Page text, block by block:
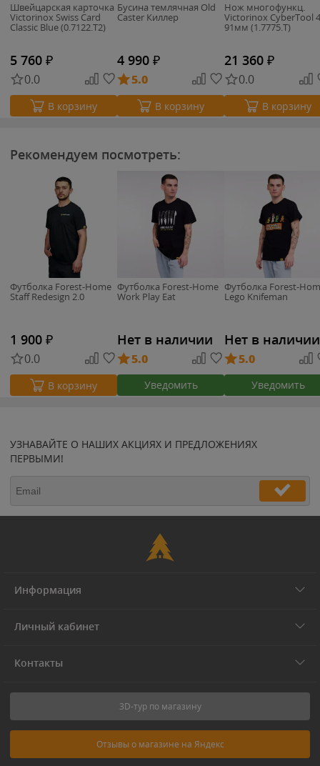
Швейцарская карточка
Victorinox Swiss Card
Classic Blue (0.7122.T2)
5 760 ₽
0.0
В корзину
Бусина темлячная Old
Caster Киллер
4 990 ₽
5.0
В корзину
Нож многофункц.
Victorinox CyberTool
91мм (1.7775.T)
21 360 ₽
0.0
В корзину
Рекомендуем посмотреть:
Футболка Forest-Home
Staff Redesign 2.0
1 900 ₽
0.0
В корзину
Футболка Forest-Home
Work Play Eat
Нет в наличии
5.0
Уведомить
Футболка Forest-
Lego Knifeman
Нет в наличии
5.0
Уведомить
УЗНАВАЙТЕ О НАШИХ АКЦИЯХ И ПРЕДЛОЖЕНИЯХ
ПЕРВЫМИ!
Информация
Личный кабинет
Контакты
3D-тур по магазину
Отзывы о магазине на Яндекс